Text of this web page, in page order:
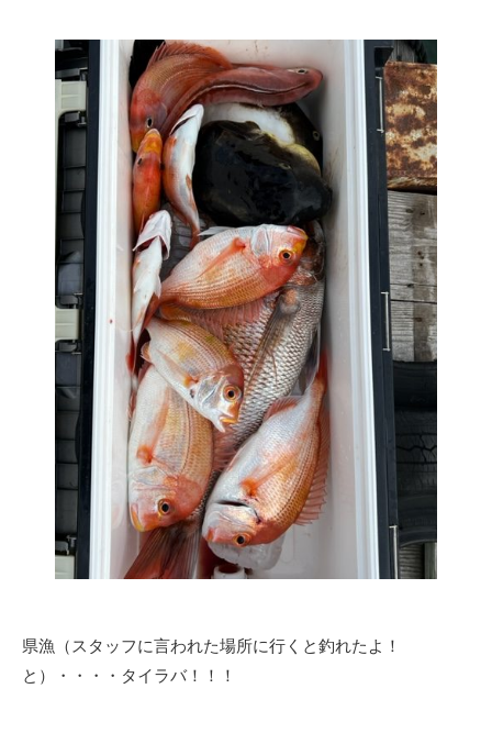
県漁（スタッフに言われた場所に行くと釣れたよ！
と）・・・・タイラバ！！！